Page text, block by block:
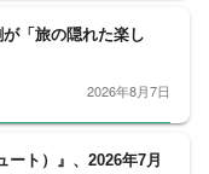
「旅の隠れた楽し
2026年8月7日
ート）』、2026年7月